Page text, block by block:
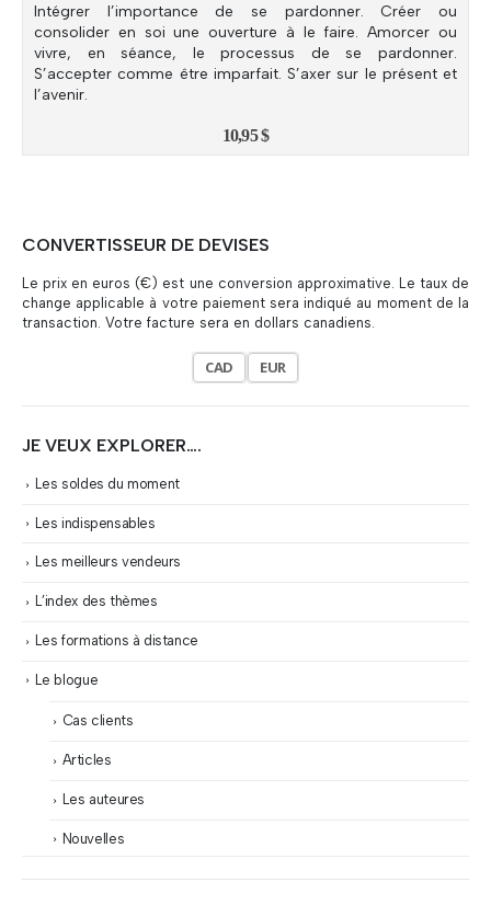
Intégrer l’importance de se pardonner. Créer ou
consolider en soi une ouverture à le faire. Amorcer ou
vivre, en séance, le processus de se pardonner.
S’accepter comme être imparfait. S’axer sur le présent et
l’avenir.
10,95$
CONVERTISSEUR DE DEVISES
Le prix en euros (€) est une conversion approximative. Le taux de
change applicable à votre paiement sera indiqué au moment de la
transaction. Votre facture sera en dollars canadiens.
CAD EUR
JE VEUX EXPLORER….
Les soldes du moment
Les indispensables
Les meilleurs vendeurs
L’index des thèmes
Les formations à distance
Le blogue
Cas clients
Articles
Les auteures
Nouvelles